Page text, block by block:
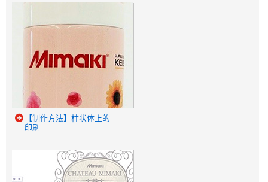
【制作方法】柱状体上的
印刷